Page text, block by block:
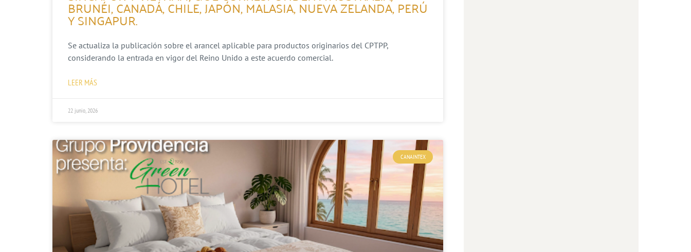
BRUNÉI, CANADÁ, CHILE, JAPÓN, MALASIA, NUEVA ZELANDA, PERÚ
Y SINGAPUR.
Se actualiza la publicación sobre el arancel aplicable para productos originarios del CPTPP,
considerando la entrada en vigor del Reino Unido a este acuerdo comercial.
LEER MÁS
22 junio, 2026
CANAINTEX